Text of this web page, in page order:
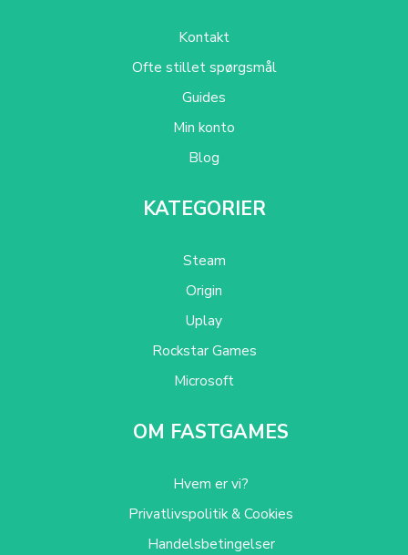
Kontakt
Ofte stillet spørgsmål
Guides
Min konto
Blog
KATEGORIER
Steam
Origin
Uplay
Rockstar Games
Microsoft
OM FASTGAMES
Hvem er vi?
Privatlivspolitik & Cookies
Handelsbetingelser